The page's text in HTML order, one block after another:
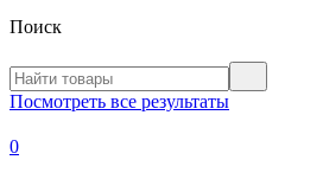
Поиск
Посмотреть все результаты
0